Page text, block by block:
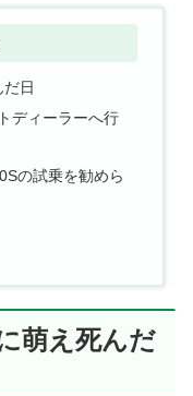
日
ディーラーへ行
の試乗を勧めら
萌え死んだ